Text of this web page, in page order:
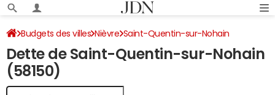
Budgets des villes Nièvre Saint-Quentin-sur-Nohain
Dette au 31/12/2024
Dette de Saint-Quentin-sur-Nohain
(58150)